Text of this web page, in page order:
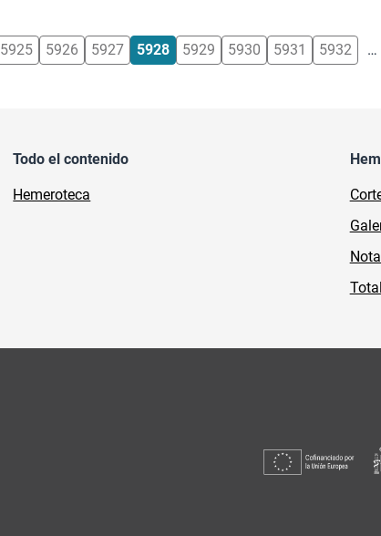
5925 5926 5927 5928 5929 5930 5931 5932 …
Todo el contenido
Hemeroteca